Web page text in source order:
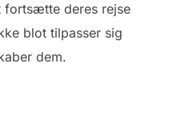
fortsætte deres rejse
blot tilpasser sig
dem.